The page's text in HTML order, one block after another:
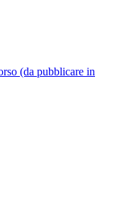
(da pubblicare in